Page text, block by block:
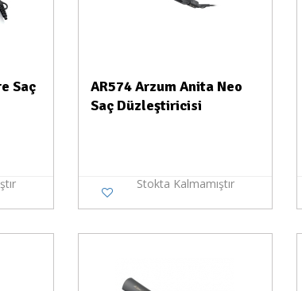
Saç
AR574 Arzum Anita Neo
Saç Düzleştiricisi
Stokta Kalmamıştır